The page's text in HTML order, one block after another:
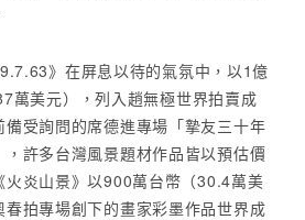
》在屏息以待的氣氛中，以1億
萬美元），列入趙無極世界拍賣成
受詢問的席德進專場「摯友三十年
許多台灣風景題材作品皆以預估價
火炎山景》以900萬台幣（30.4萬美
拍專場創下的畫家彩墨作品世界成